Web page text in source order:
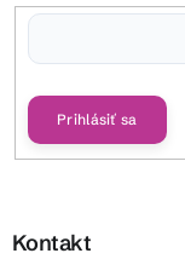
Prihlásiť sa
Kontakt